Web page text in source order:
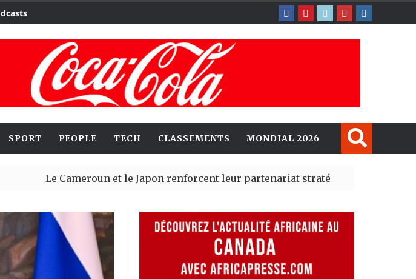
SPORT PEOPLE TECH CLASSEMENTS MONDIAL 2026
Le Cameroun et le Japon renforcent leur partenariat stratégique avec un cap sur